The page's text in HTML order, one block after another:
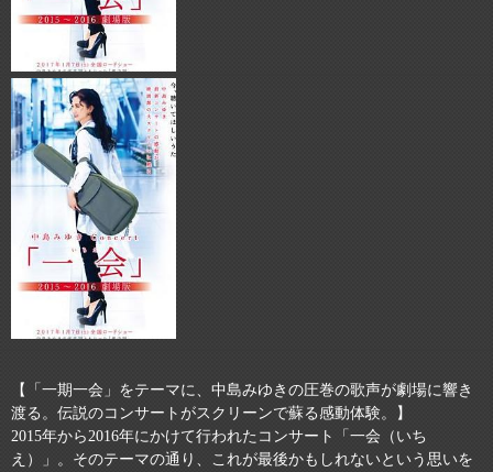
【「一期一会」をテーマに、中島みゆきの圧巻の歌声が劇場に響き
渡る。伝説のコンサートがスクリーンで蘇る感動体験。】
2015年から2016年にかけて行われたコンサート「一会（いち
え）」。そのテーマの通り、これが最後かもしれないという思いを